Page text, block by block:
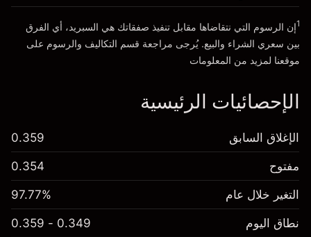
1إن الرسوم التي نتقاضاها مقابل تنفيذ صفقاتك هي السبريد، أي الفرق
بين سعري الشراء والبيع. يُرجى مراجعة قسم التكاليف والرسوم على
موقعنا لمزيد من المعلومات
الإحصائيات الرئيسية
الإغلاق السابق 0.359
مفتوح 0.354
التغير خلال عام 97.77%
نطاق اليوم 0.349 - 0.359